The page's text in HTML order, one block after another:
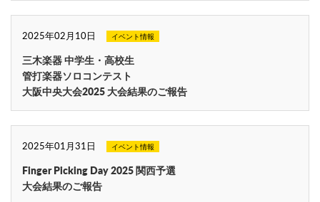
2025年02月10日 イベント情報
三木楽器 中学生・高校生
管打楽器ソロコンテスト
大阪中央大会2025 大会結果のご報告
2025年01月31日 イベント情報
Finger Picking Day 2025 関西予選
大会結果のご報告